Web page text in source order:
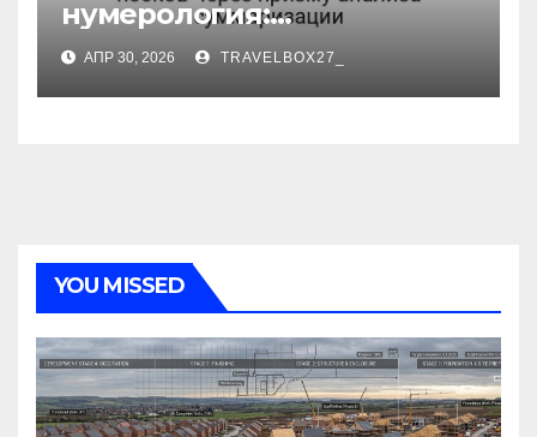
нумерология:
децентрализованный
анализ поиска носков
через призму анализа
АПР 30, 2026 TRAVELBOX27_
YOU MISSED